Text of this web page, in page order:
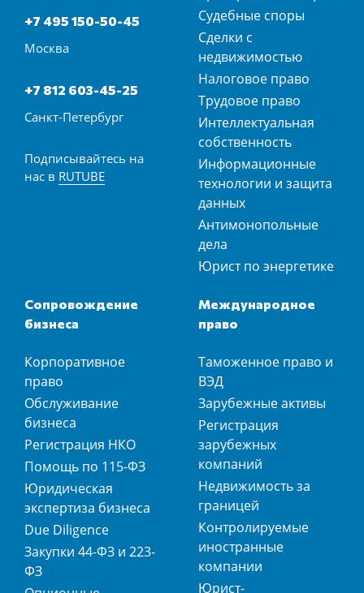
+7 495 150-50-45
Москва
+7 812 603-45-25
Санкт-Петербург
Подписывайтесь на
нас в RUTUBE
Судебные споры
Сделки с
недвижимостью
Налоговое право
Трудовое право
Интеллектуальная
собственность
Информационные
технологии и защита
данных
Антимонопольные
дела
Юрист по энергетике
Сопровождение
бизнеса
Корпоративное
право
Обслуживание
бизнеса
Регистрация НКО
Помощь по 115-ФЗ
Юридическая
экспертиза бизнеса
Due Diligence
Закупки 44-ФЗ и 223-
ФЗ
Международное
право
Таможенное право и
ВЭД
Зарубежные активы
Регистрация
зарубежных
компаний
Недвижимость за
границей
Контролируемые
иностранные
компании
Юрист-